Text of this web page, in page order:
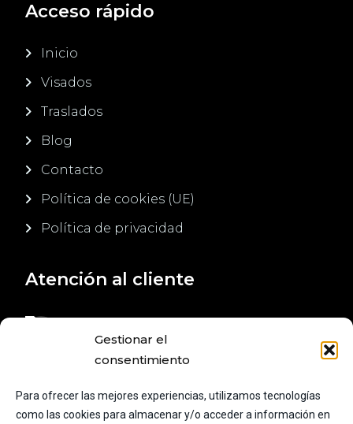
Gestionar el
consentimiento
Para ofrecer las mejores experiencias, utilizamos tecnologías
como las cookies para almacenar y/o acceder a información en
Acceso rápido
Inicio
Visados
Traslados
Blog
Contacto
Política de cookies (UE)
Política de privacidad
Atención al cliente
+34 620 707 272
+34 654 263 413